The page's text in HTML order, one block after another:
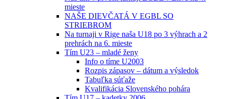
mieste
NAŠE DIEVČATÁ V EGBL SO
STRIEBROM
Na turnaji v Rige naša U18 po 3 výhrach a 2
prehrách na 6. mieste
Tím U23 – mladé ženy
Info o tíme U2003
Rozpis zápasov – dátum a výsledok
Tabuľka súťaže
Kvalifikácia Slovenského pohára